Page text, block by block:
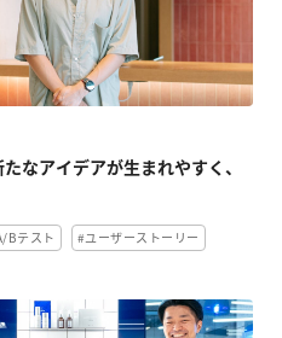
なアイデアが生まれやすく、
Bテスト #ユーザーストーリー